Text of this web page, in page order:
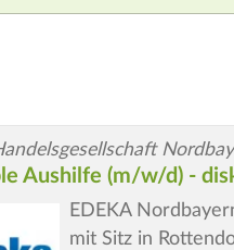
Aushilfe (m/w/d) -
EDEKA
mit Sitz in